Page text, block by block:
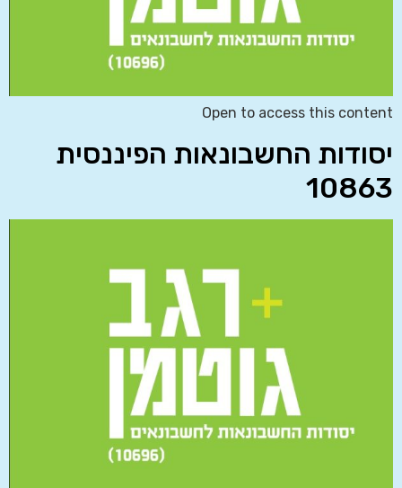
Open to access this content
יסודות החשבונאות הפיננסית
10863